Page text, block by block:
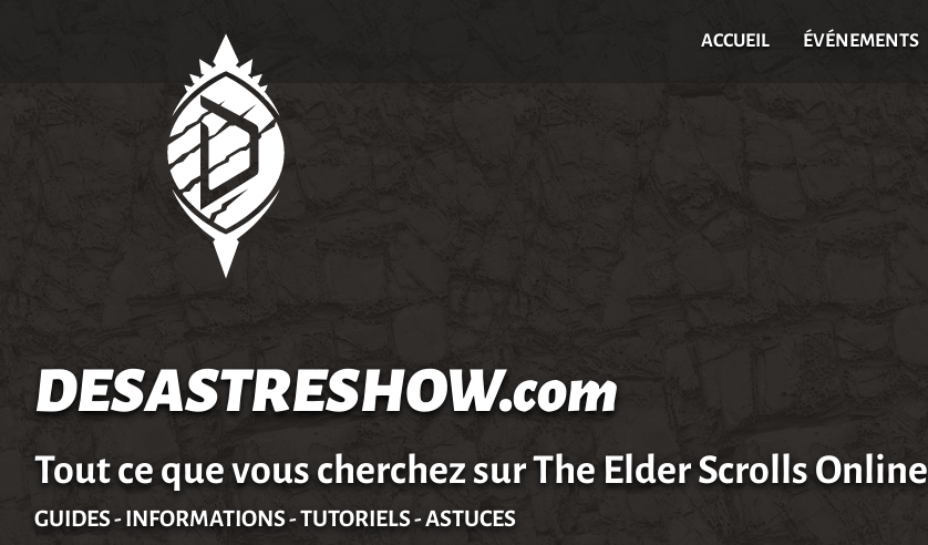
ACCUEIL ÉVÉNEMENTS
DESASTRESHOW.com
Tout ce que vous cherchez sur The Elder Scrolls Online
GUIDES - INFORMATIONS - TUTORIELS - ASTUCES